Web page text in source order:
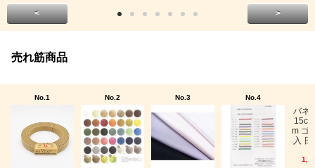
< >
売れ筋商品
No.1 No.2 No.3 No.4
バネ
m ゴ
入